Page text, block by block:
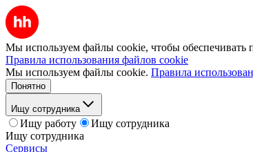
Мы используем файлы cookie, чтобы обеспечивать
Правила использования файлов cookie
Мы используем файлы cookie. Правила
Понятно
Ищу сотрудника
Ищу работу
Ищу сотрудника
Ищу сотрудника
Сервисы